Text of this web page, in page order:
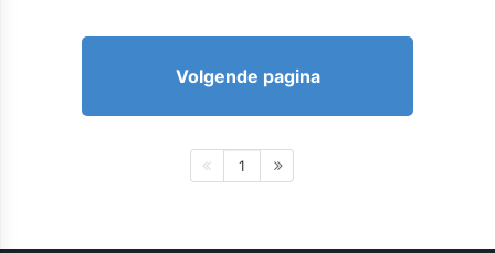
Volgende pagina
1